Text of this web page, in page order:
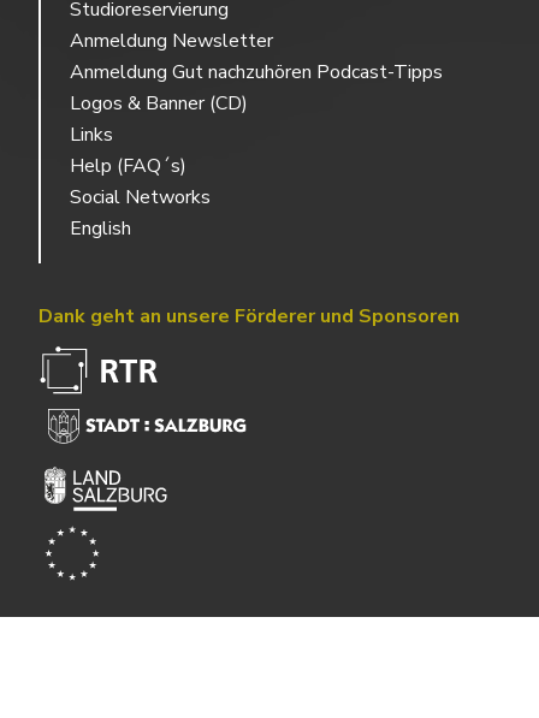
Studioreservierung
Anmeldung Newsletter
Anmeldung Gut nachzuhören Podcast-Tipps
Logos & Banner (CD)
Links
Help (FAQ´s)
Social Networks
English
Dank geht an unsere Förderer und Sponsoren